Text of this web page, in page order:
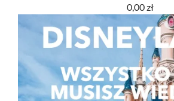
0,00zł